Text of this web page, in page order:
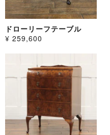
ドローリーフテーブル
¥ 259,600